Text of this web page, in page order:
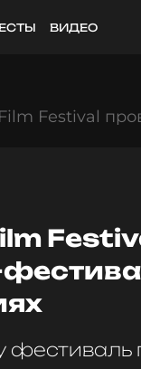
ВИДЕО
Festival
фестиваль